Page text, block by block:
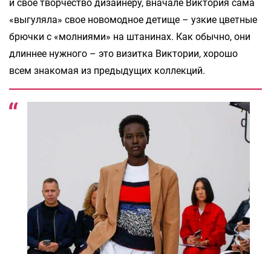
и свое творчество дизайнеру, вначале Виктория сама
«выгуляла» свое новомодное детище – узкие цветные
брючки с «молниями» на штанинах. Как обычно, они
длиннее нужного – это визитка Виктории, хорошо
всем знакомая из предыдущих коллекций.